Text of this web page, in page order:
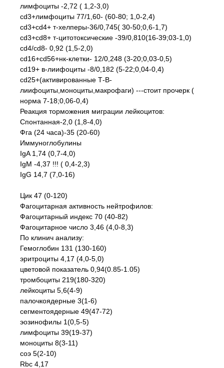
лимфоциты -2,72 ( 1,2-3,0)
cd3+лимфоциты 77/1,60- (60-80; 1,0-2,4)
cd3+cd4+ т-хелперы-36/0,745( 30-50;0,6-1,7)
cd3+cd8+ т-цитотоксические -39/0,810(16-39;03-1,0)
сd4/cd8- 0,92 (1,5-2,0)
cd16+cd56+нк-клетки- 12/0,248 (3-20;0,03-0,5)
cd19+ в-лиифоциты -8/0,182 (5-22;0,04-0,4)
cd25+(активированные Т-В-
лиифоциты,моноциты,макрофаги) ---стоит прочерк (
норма 7-18;0,06-0,4)
Реакция торможения миграции лейкоцитов:
Спонтанная-2,0 (1,8-4,0)
Фга (24 часа)-35 (20-60)
Иммуноглобулины
IgA 1,74 (0,7-4,0)
IgM -4,37 !!! ( 0,4-2,3)
IgG 14,7 (7,0-16)
Цик 47 (0-120)
Фагоцитарная активность нейтрофилов:
Фагоцитарный индекс 70 (40-82)
Фагоцитарное число 3,46 (4,0-8,3)
По клинич анализу:
Гемоглобин 131 (130-160)
эритроциты 4,17 (4,0-5,0)
цветовой показатель 0,94(0.85-1.05)
тромбоциты 219(180-320)
лейкоциты 5,6(4-9)
палочкоядерные 3(1-6)
сегментоядерные 49(47-72)
эозинофилы 1(0,5-5)
лимфоциты 39(19-37)
моноциты 8(3-11)
соэ 5(2-10)
Rbc 4,17